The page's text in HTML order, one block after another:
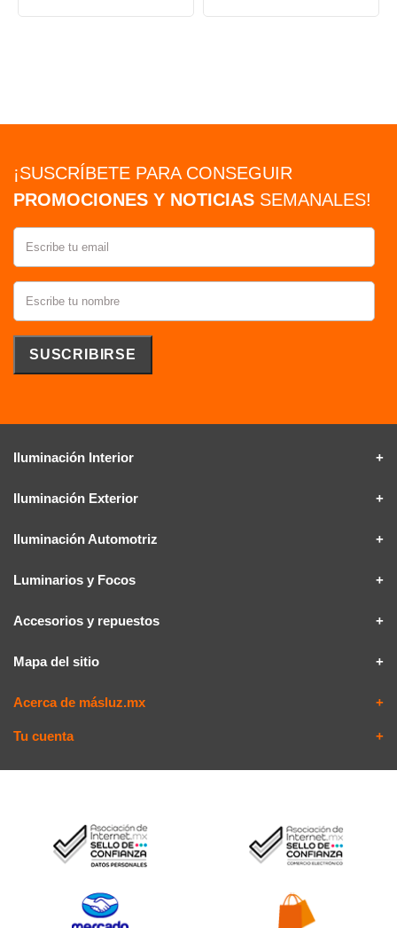
¡SUSCRÍBETE PARA CONSEGUIR
PROMOCIONES Y NOTICIAS SEMANALES!
Iluminación Interior
Iluminación Exterior
Iluminación Automotriz
Luminarios y Focos
Accesorios y repuestos
Mapa del sitio
Acerca de másluz.mx
Tu cuenta